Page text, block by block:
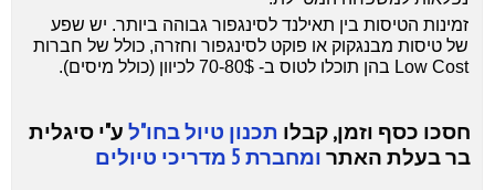
זמינות הטיסות בין תאילנד לסינגפור גבוהה ביותר. יש שפע
של טיסות מבנגקוק או פוקט לסינגפור וחזרה, כולל של חברות
Low Cost בהן תוכלו לטוס ב- 70-80$ לכיוון (כולל מיסים).
חסכו כסף וזמן, קבלו תכנון טיול בחו"ל ע"י סיגלית
בר בעלת האתר ומחברת 5 מדריכי טיולים